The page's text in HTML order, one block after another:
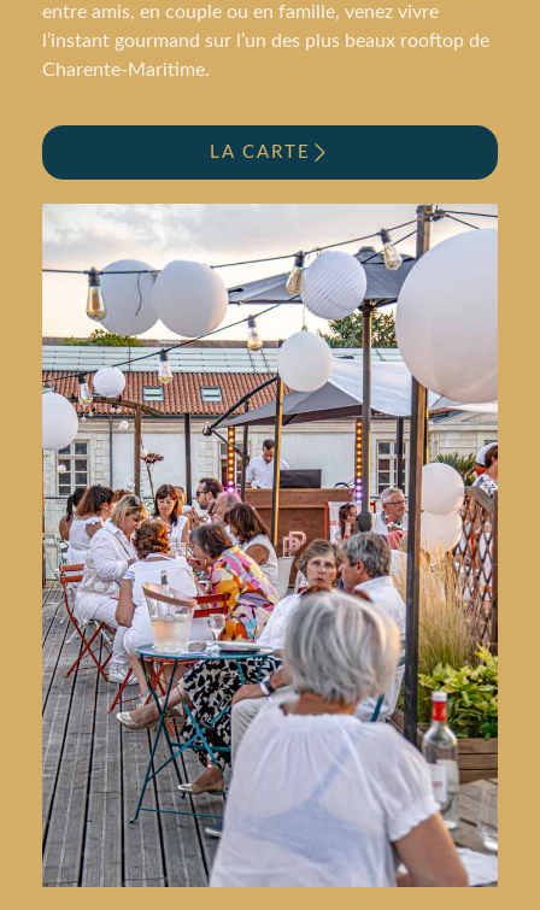
entre amis, en couple ou en famille, venez vivre
l’instant gourmand sur l’un des plus beaux rooftop de
Charente-Maritime.
LA CARTE